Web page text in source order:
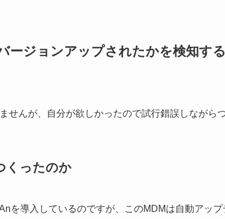
ージョンアップされたかを検知す
せんが、自分が欲しかったので試行錯誤しながら
くったのか
を導入しているのですが、このMDMは自動アップ